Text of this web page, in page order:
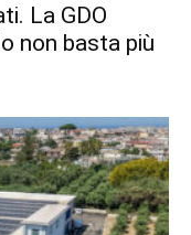
La GDO
non basta più